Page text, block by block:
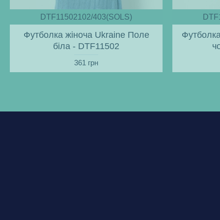
DTF11502102/403(SOLS)
Футболка жіноча Ukraine Поле
біла - DTF11502
361 грн